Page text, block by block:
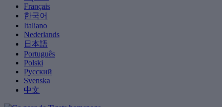
Français
한국어
Italiano
Nederlands
日本語
Português
Polski
Русский
Svenska
中文